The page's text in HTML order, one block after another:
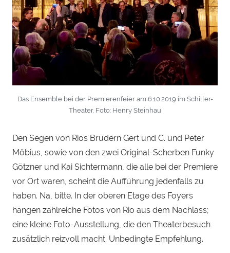
Das Ensemble bei der Premierenfeier am 6.10.2019 im Schiller-
Theater. Foto: Henry Steinhau
Den Segen von Rios Brüdern Gert und C. und Peter
Möbius, sowie von den zwei Original-Scherben Funky
Götzner und Kai Sichtermann, die alle bei der Premiere
vor Ort waren, scheint die Aufführung jedenfalls zu
haben. Na, bitte. In der oberen Etage des Foyers
hängen zahlreiche Fotos von Rio aus dem Nachlass;
eine kleine Foto-Ausstellung, die den Theaterbesuch
zusätzlich reizvoll macht. Unbedingte Empfehlung.